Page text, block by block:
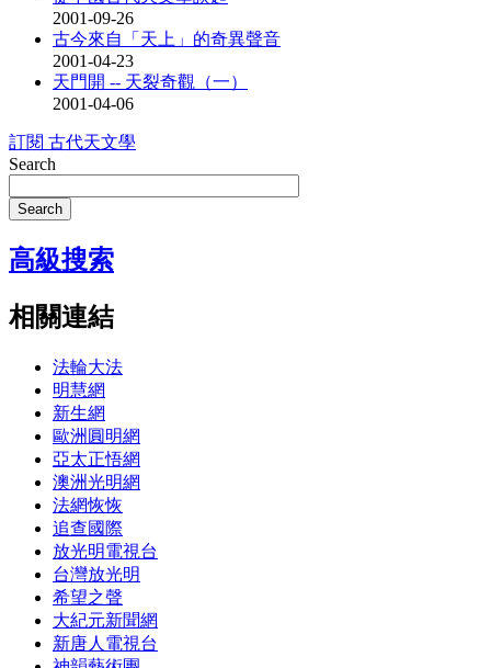
2001-09-26
古今來自「天上」的奇異聲音
2001-04-23
天門開 -- 天裂奇觀（一）
2001-04-06
訂閱 古代天文學
Search
Search
高級搜索
相關連結
法輪大法
明慧網
新生網
歐洲圓明網
亞太正悟網
澳洲光明網
法網恢恢
追查國際
放光明電視台
台灣放光明
希望之聲
大紀元新聞網
新唐人電視台